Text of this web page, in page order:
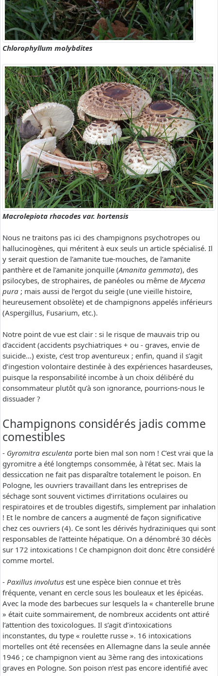
Chlorophyllum molybdites
Macrolepiota rhacodes var. hortensis
Nous ne traitons pas ici des champignons psychotropes ou
hallucinogènes, qui méritent à eux seuls un article spécialisé. Il
y serait question de l’amanite tue-mouches, de l’amanite
panthère et de l’amanite jonquille (Amanita gemmata), des
psilocybes, de strophaires, de panéoles ou même de Mycena
pura ; mais aussi de l’ergot du seigle (une vieille histoire,
heureusement obsolète) et de champignons appelés inférieurs
(Aspergillus, Fusarium, etc.).
Notre point de vue est clair : si le risque de mauvais trip ou
d'accident (accidents psychiatriques + ou - graves, envie de
suicide...) existe, c’est trop aventureux ; enfin, quand il s’agit
d’ingestion volontaire destinée à des expériences hasardeuses,
puisque la responsabilité incombe à un choix délibéré du
consommateur plutôt qu’à son ignorance, pourrions-nous le
dissuader ?
Champignons considérés jadis comme
comestibles
- Gyromitra esculenta porte bien mal son nom ! C’est vrai que la
gyromitre a été longtemps consommée, à l’état sec. Mais la
dessiccation ne fait pas disparaître totalement le poison. En
Pologne, les ouvriers travaillant dans les entreprises de
séchage sont souvent victimes d’irritations oculaires ou
respiratoires et de troubles digestifs, simplement par inhalation
! Et le nombre de cancers a augmenté de façon significative
chez ces ouvriers (4). Ce sont les dérivés hydraziniques qui sont
responsables de l’atteinte hépatique. On a dénombré 30 décès
sur 172 intoxications ! Ce champignon doit donc être considéré
comme mortel.
- Paxillus involutus est une espèce bien connue et très
fréquente, venant en cercle sous les bouleaux et les épicéas.
Avec la mode des barbecues sur lesquels la « chanterelle brune
» était cuite sommairement, de nombreux accidents ont attiré
l’attention des toxicologues. Il s’agit d’intoxications
inconstantes, du type « roulette russe ». 16 intoxications
mortelles ont été recensées en Allemagne dans la seule année
1946 ; ce champignon vient au 3ème rang des intoxications
graves en Pologne. Son poison n’est pas encore identifié avec